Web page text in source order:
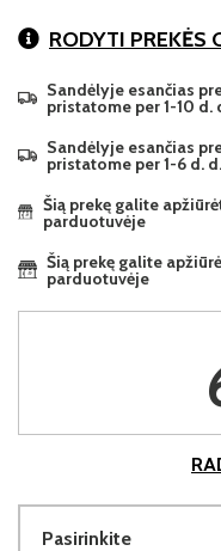
RODYTI PREKĖS
Sandėlyje esančias
pristatome per 1-10 d.
Sandėlyje esančias
pristatome per 1-6 d. d.
Šią prekę galite
parduotuvėje
Šią prekę galite
parduotuvėje
Pasirinkite